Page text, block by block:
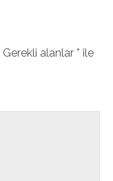
Gerekli alanlar * ile